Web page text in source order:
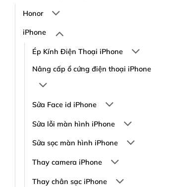
Honor
iPhone
Ép Kính Điện Thoại iPhone
Nâng cấp ổ cứng điện thoại iPhone
Sửa Face id iPhone
Sửa lỗi màn hình iPhone
Sửa sọc màn hình iPhone
Thay camera iPhone
Thay chân sạc iPhone